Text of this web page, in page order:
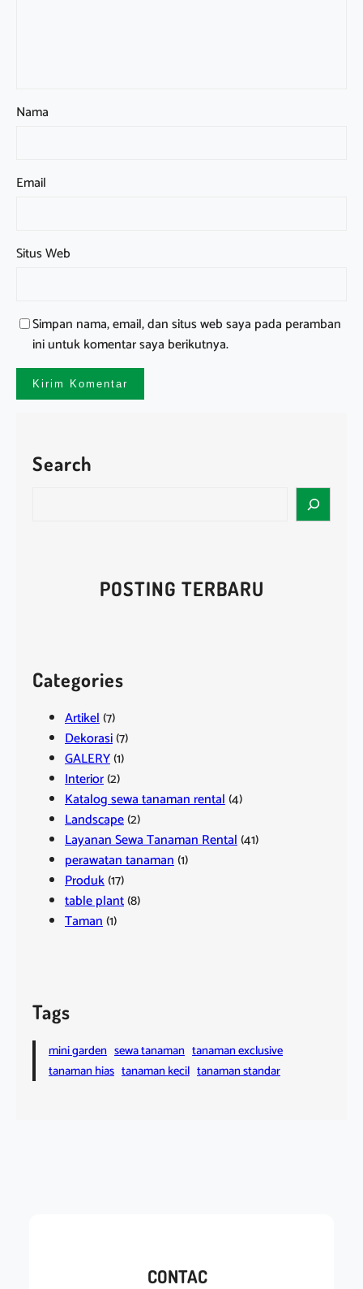
Nama
Email
Situs Web
Simpan nama, email, dan situs web saya pada peramban
ini untuk komentar saya berikutnya.
Search
POSTING TERBARU
Categories
Artikel(7)
Dekorasi(7)
GALERY(1)
Interior(2)
Katalog sewa tanaman rental(4)
Landscape(2)
Layanan Sewa Tanaman Rental(41)
perawatan tanaman(1)
Produk(17)
table plant(8)
Taman(1)
Tags
mini garden sewa tanaman tanaman exclusive
tanaman hias tanaman kecil tanaman standar
CONTAC